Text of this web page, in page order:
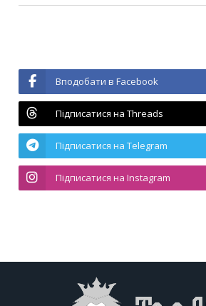
Вподобати в Facebook
Підписатися на Threads
Підписатися на Telegram
Підписатися на Instagram